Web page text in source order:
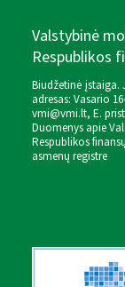
Valstybinė
Respublikos
Biudžetinė įstaiga.
adresas: Vasario
vmi@vmi.lt, E.
Duomenys apie
Respublikos
asmenų registre